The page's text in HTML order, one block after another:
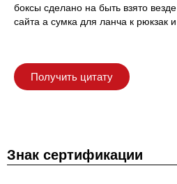
боксы сделано на быть взято везде
сайта a сумка для ланча к рюкзак и
Получить цитату
Знак сертификации